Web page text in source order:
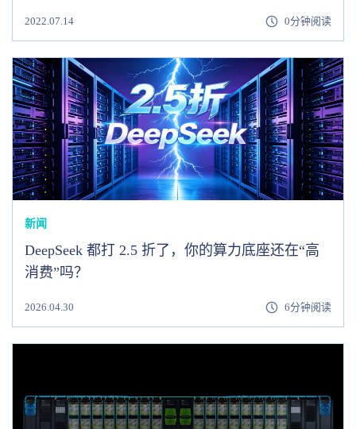
2022.07.14 0分钟阅读
新闻
DeepSeek 都打 2.5 折了，你的算力底座还在“高
消费”吗？
2026.04.30 6分钟阅读